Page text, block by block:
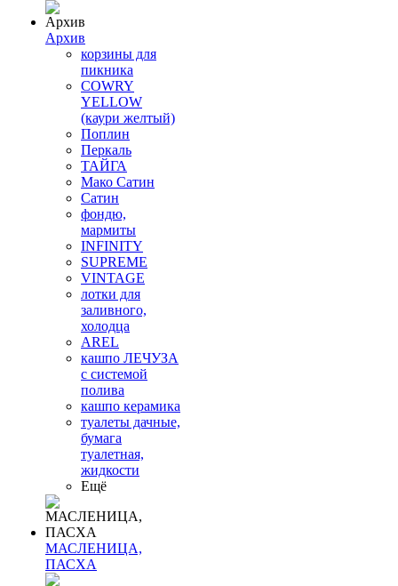
Архив
корзины для
пикника
COWRY
YELLOW
(каури желтый)
Поплин
Перкаль
ТАЙГА
Мако Сатин
Сатин
фондю,
мармиты
INFINITY
SUPREME
VINTAGE
лотки для
заливного,
холодца
AREL
кашпо ЛЕЧУЗА
с системой
полива
кашпо керамика
туалеты дачные,
бумага
туалетная,
жидкости
Ещё
МАСЛЕНИЦА,
ПАСХА